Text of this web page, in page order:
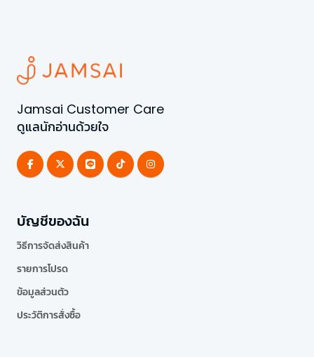
Jamsai Customer Care
ดูแลนักอ่านด้วยใจ
บัญชีของฉัน
วิธีการจัดส่งสินค้า
รายการโปรด
ข้อมูลส่วนตัว
ประวัติการสั่งซื้อ